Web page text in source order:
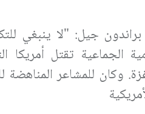
جيل: "لا ينبغي
الجماعية تقتل أمريكا
وكان للمشاعر